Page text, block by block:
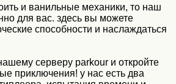
и ванильные механики, то наш
для вас. здесь вы можете
способности и наслаждаться
серверу parkour и откройте
приключения! у нас есть два